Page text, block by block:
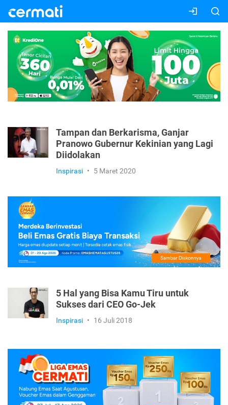
Tampan dan Berkarisma, Ganjar
Pranowo Gubernur Kekinian yang Lagi
Diidolakan
Inspirasi • 5 Maret 2020
5 Hal yang Bisa Kamu Tiru untuk
Sukses dari CEO Go-Jek
Inspirasi • 16 Juli 2018